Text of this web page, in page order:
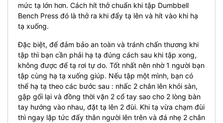
mức tạ lớn hơn. Cách hít thở chuẩn khi tập Dumbbell
Bench Press đó là thở ra khi đẩy tạ lên và hít vào khi hạ
tạ xuống.
Đặc biệt, để đảm bảo an toàn và tránh chấn thương khi
tập thì bạn cần phải hạ tạ đúng cách sau khi tập xong,
không được để tạ rơi tự do. Tốt nhất nên nhờ 1 người bạn
tập cùng hạ tạ xuống giúp. Nếu tập một mình, bạn có
thể hạ tạ theo các bước sau : nhấc 2 chân lên khỏi sàn,
gập gối lại và đồng thời vặn 2 cổ tay sao cho 2 lòng bàn
tay hướng vào nhau, đặt tạ lên 2 đùi. Khi tạ vừa chạm đùi
thì ngay lập tức đẩy thân người lên trên và đá nhẹ 2 chân